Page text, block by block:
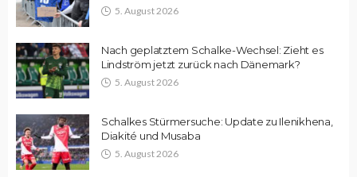
5. August 2026
Nach geplatztem Schalke-Wechsel: Zieht es
Lindström jetzt zurück nach Dänemark?
5. August 2026
Schalkes Stürmersuche: Update zu Ilenikhena,
Diakité und Musaba
5. August 2026